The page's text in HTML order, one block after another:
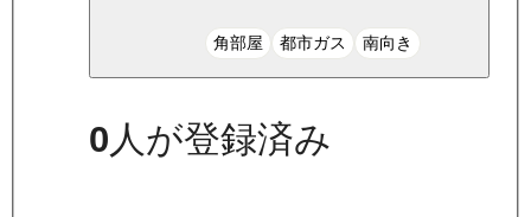
角部屋 都市ガス 南向き
0 人が登録済み